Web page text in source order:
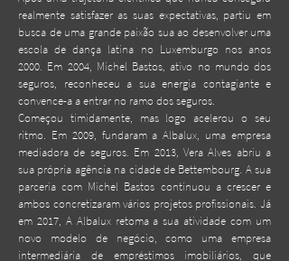
realmente satisfazer as suas expectativas, partiu em
busca de uma grande paixão sua ao desenvolver uma
escola de dança latina no Luxemburgo nos anos
2000. Em 2004, Michel Bastos, ativo no mundo dos
seguros, reconheceu a sua energia contagiante e
convence-a a entrar no ramo dos seguros.
Começou timidamente, mas logo acelerou o seu
ritmo. Em 2009, fundaram a Albalux, uma empresa
mediadora de seguros. Em 2013, Vera Alves abriu a
sua própria agência na cidade de Bettembourg. A sua
parceria com Michel Bastos continuou a crescer e
ambos concretizaram vários projetos profissionais. Já
em 2017, A Albalux retoma a sua atividade com um
novo modelo de negócio, como uma empresa
intermediária de empréstimos imobiliários, que